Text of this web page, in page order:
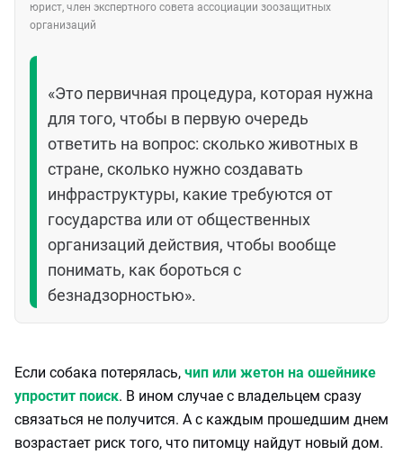
юрист, член экспертного совета ассоциации зоозащитных
организаций
«Это первичная процедура, которая нужна
для того, чтобы в первую очередь
ответить на вопрос: сколько животных в
стране, сколько нужно создавать
инфраструктуры, какие требуются от
государства или от общественных
организаций действия, чтобы вообще
понимать, как бороться с
безнадзорностью».
Если собака потерялась, чип или жетон на ошейнике
упростит поиск. В ином случае с владельцем сразу
связаться не получится. А с каждым прошедшим днем
возрастает риск того, что питомцу найдут новый дом.